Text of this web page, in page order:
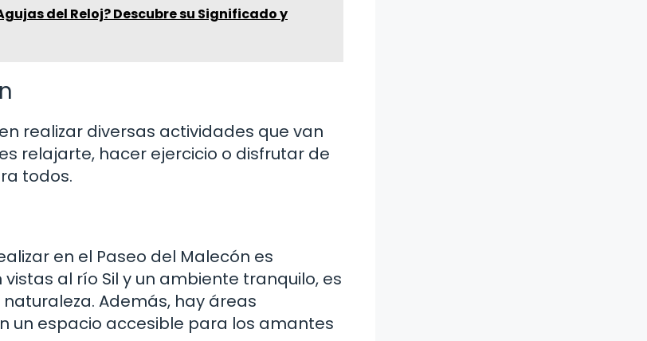
del Reloj? Descubre su Significado y
realizar diversas actividades que van
relajarte, hacer ejercicio o disfrutar de
todos.
en el Paseo del Malecón es
al río Sil y un ambiente tranquilo, es
Además, hay áreas
un espacio accesible para los amantes